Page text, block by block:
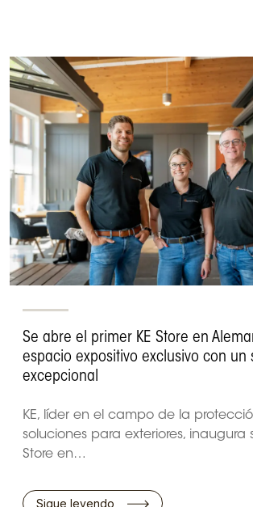
Se abre el primer KE Store en
espacio expositivo exclusivo con un
excepcional
KE, líder en el campo de la
soluciones para exteriores, inaugura
Store en…
Sigue leyendo